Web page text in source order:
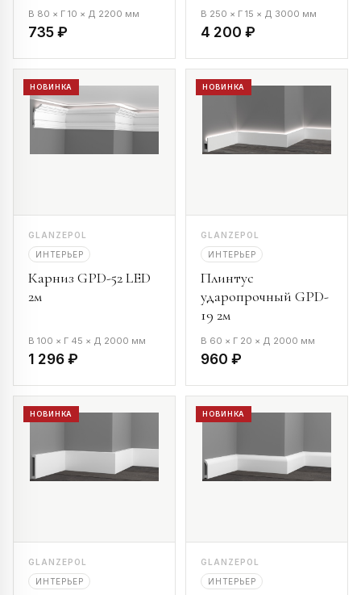
В 80 × Г 10 × Д 2200 мм
735 ₽
В 250 × Г 15 × Д 3000 мм
4 200 ₽
НОВИНКА
GLANZEPOL
ИНТЕРЬЕР
Карниз GPD-52 LED
2м
В 100 × Г 45 × Д 2000 мм
1 296 ₽
НОВИНКА
GLANZEPOL
ИНТЕРЬЕР
Плинтус
ударопрочный GPD-
19 2м
В 60 × Г 20 × Д 2000 мм
960 ₽
НОВИНКА
GLANZEPOL
ИНТЕРЬЕР
НОВИНКА
GLANZEPOL
ИНТЕРЬЕР